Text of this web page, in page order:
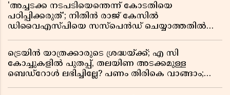
'അച്ചടക്ക നടപടിയെന്തെന്ന് കോടതിയെ
പഠിപ്പിക്കരുത്'; നിതിൻ രാജ് കേസിൽ
ഡിവൈഎസ്പിയെ സസ്പെൻഡ് ചെയ്യാത്തതിൽ
ട്രെയിൻ യാത്രക്കാരുടെ ശ്രദ്ധയ്ക്ക്; എ സി
കോച്ചുകളിൽ പുതപ്പ്, തലയിണ അടക്കമുള്ള
ബെഡ്റോൾ ലഭിച്ചില്ലേ? പണം തിരികെ വാങ്ങാം;